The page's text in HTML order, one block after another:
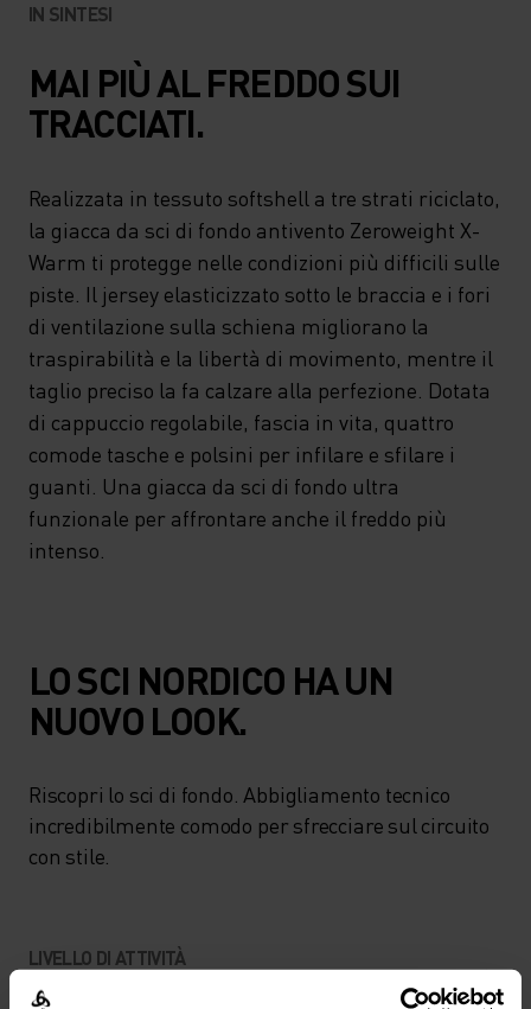
IN SINTESI
MAI PIÙ AL FREDDO SUI
TRACCIATI.
Realizzata in tessuto softshell a tre strati riciclato,
la giacca da sci di fondo antivento Zeroweight X-
Warm ti protegge nelle condizioni più difficili sulle
piste. Il jersey elasticizzato sotto le braccia e i fori
di ventilazione sulla schiena migliorano la
traspirabilità e la libertà di movimento, mentre il
taglio preciso la fa calzare alla perfezione. Dotata
di cappuccio regolabile, fascia in vita, quattro
comode tasche e polsini per infilare e sfilare i
guanti. Una giacca da sci di fondo ultra
funzionale per affrontare anche il freddo più
intenso.
LO SCI NORDICO HA UN
NUOVO LOOK.
Riscopri lo sci di fondo. Abbigliamento tecnico
incredibilmente comodo per sfrecciare sul circuito
con stile.
LIVELLO DI ATTIVITÀ